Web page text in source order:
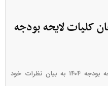
کلیات لایحه بودجه
نمایندگان موافق و مخالف کلیات لایحه بودجه ۱۴۰۴ به بیان نظرات خود